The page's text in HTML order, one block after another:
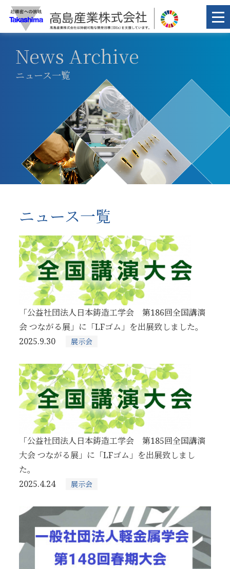
News Archive
ニュース一覧
ニュース一覧
「公益社団法人日本鋳造工学会 第186回全国講演
会 つながる展」に「LFゴム」を出展致しました。
2025.9.30
展示会
「公益社団法人日本鋳造工学会 第185回全国講演
大会 つながる展」に「LFゴム」を出展致しまし
た。
2025.4.24
展示会